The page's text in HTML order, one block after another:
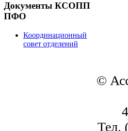
Документы КСОПП
ПФО
Координационный
совет отделений
©
Тел.